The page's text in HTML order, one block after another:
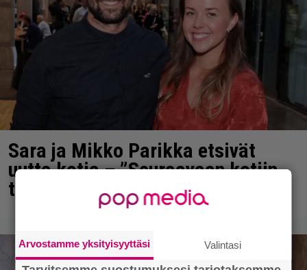
Sara ja Mikko Parikka etsivät
uutta kotia – ”Seuraavaan kotiin
tämmöinen”
Arvostamme yksityisyyttäsi Valintasi